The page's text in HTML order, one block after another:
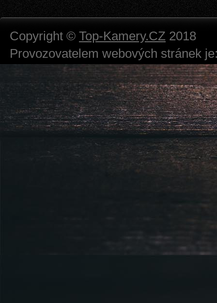
Copyright © Top-Kamery.CZ 2018
Provozovatelem webových stránek
724 111 234
Právnická osoba podnikající dle
Městský soud v Praze spisová
Sídlem: Zbraslavská 55/5a, Praha 5